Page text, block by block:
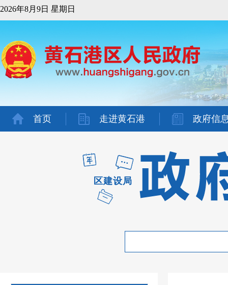
2026年8月9日 星期日
首页 走进黄石港 政府信
区建设局